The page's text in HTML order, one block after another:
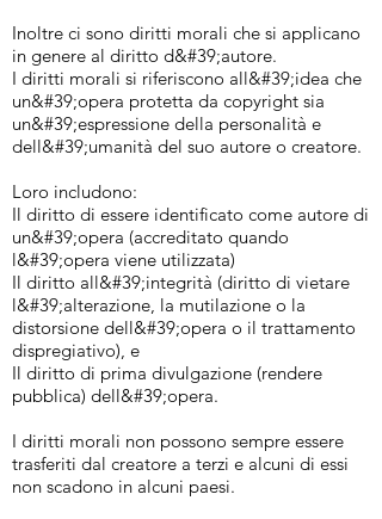
Inoltre ci sono diritti morali che si applicano
in genere al diritto d&#39;autore.
I diritti morali si riferiscono all&#39;idea che
un&#39;opera protetta da copyright sia
un&#39;espressione della personalità e
dell&#39;umanità del suo autore o creatore.
Loro includono:
Il diritto di essere identificato come autore di
un&#39;opera (accreditato quando
l&#39;opera viene utilizzata)
Il diritto all&#39;integrità (diritto di vietare
l&#39;alterazione, la mutilazione o la
distorsione dell&#39;opera o il trattamento
dispregiativo), e
Il diritto di prima divulgazione (rendere
pubblica) dell&#39;opera.
I diritti morali non possono sempre essere
trasferiti dal creatore a terzi e alcuni di essi
non scadono in alcuni paesi.